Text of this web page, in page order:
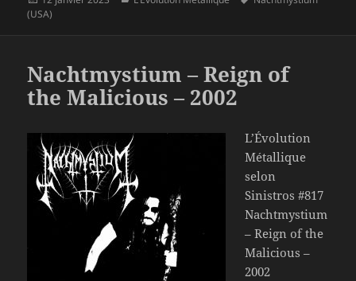
le
(USA)
Nachtmystium – Reign of
the Malicious – 2002
L’Évolution
Métallique
selon
Sinistros #817
Nachtmystium
– Reign of the
Malicious –
2002